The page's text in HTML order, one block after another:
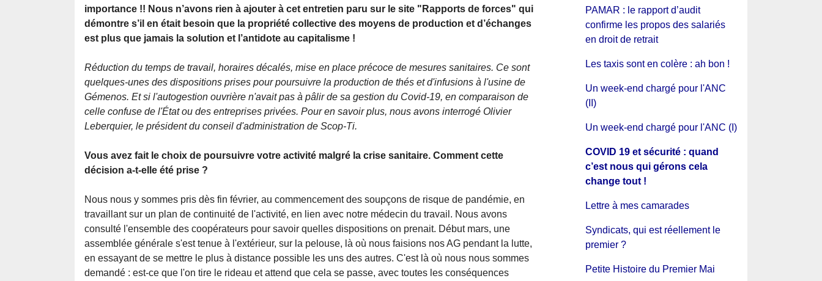
importance !! Nous n’avons rien à ajouter à cet entretien paru sur le site "Rapports de forces" qui
démontre s’il en était besoin que la propriété collective des moyens de production et d’échanges
est plus que jamais la solution et l’antidote au capitalisme !
Réduction du temps de travail, horaires décalés, mise en place précoce de mesures sanitaires. Ce sont
quelques-unes des dispositions prises pour poursuivre la production de thés et d'infusions à l'usine de
Gémenos. Et si l'autogestion ouvrière n'avait pas à pâlir de sa gestion du Covid-19, en comparaison de
celle confuse de l'État ou des entreprises privées. Pour en savoir plus, nous avons interrogé Olivier
Leberquier, le président du conseil d'administration de Scop-Ti.
Vous avez fait le choix de poursuivre votre activité malgré la crise sanitaire. Comment cette
décision a-t-elle été prise ?
Nous nous y sommes pris dès fin février, au commencement des soupçons de risque de pandémie, en
travaillant sur un plan de continuité de l'activité, en lien avec notre médecin du travail. Nous avons
consulté l'ensemble des coopérateurs pour savoir quelles dispositions on prenait. Début mars, une
assemblée générale s'est tenue à l'extérieur, sur la pelouse, là où nous faisions nos AG pendant la lutte,
en essayant de se mettre le plus à distance possible les uns des autres. C'est là où nous nous sommes
demandé : est-ce que l'on tire le rideau et attend que cela se passe, avec toutes les conséquences
PAMAR : le rapport d’audit
confirme les propos des salariés
en droit de retrait
Les taxis sont en colère : ah bon !
Un week-end chargé pour l'ANC
(II)
Un week-end chargé pour l'ANC (I)
COVID 19 et sécurité : quand
c’est nous qui gérons cela
change tout !
Lettre à mes camarades
Syndicats, qui est réellement le
premier ?
Petite Histoire du Premier Mai